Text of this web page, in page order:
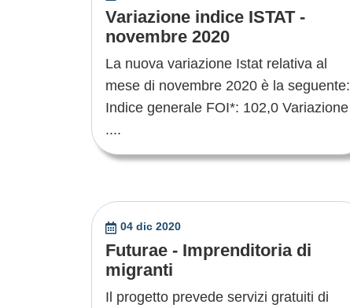
Variazione indice ISTAT -
novembre 2020
La nuova variazione Istat relativa al
mese di novembre 2020 è la seguente:
Indice generale FOI*: 102,0 Variazione
....
04 dic 2020
Futurae - Imprenditoria di
migranti
Il progetto prevede servizi gratuiti di